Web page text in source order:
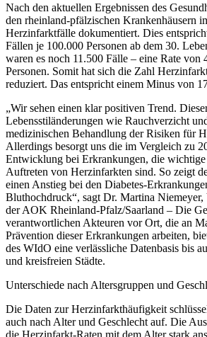
Nach den aktuellen Ergebnissen des
den rheinland-pfälzischen Krankenhäusern
Herzinfarktfälle dokumentiert. Dies
Fällen je 100.000 Personen ab dem 30.
waren es noch 11.500 Fälle – eine Rate von
Personen. Somit hat sich die Zahl
reduziert. Das entspricht einem Minus von
„Wir sehen einen klar positiven Trend.
Lebensstiländerungen wie Rauchverzicht
medizinischen Behandlung der Risiken für
Allerdings besorgt uns die im Vergleich zu
Entwicklung bei Erkrankungen, die
Auftreten von Herzinfarkten sind. So zeigt
einen Anstieg bei den Diabetes-
Bluthochdruck“, sagt Dr. Martina Niemeyer,
der AOK Rheinland-Pfalz/Saarland – Die
verantwortlichen Akteuren vor Ort, die an
Prävention dieser Erkrankungen arbeiten,
des WIdO eine verlässliche Datenbasis bis
und kreisfreien Städte.
Unterschiede nach Altersgruppen und
Die Daten zur Herzinfarkthäufigkeit
auch nach Alter und Geschlecht auf. Die
die Herzinfarkt-Raten mit dem Alter stark